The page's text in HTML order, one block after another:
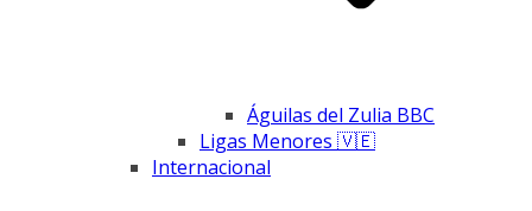
Águilas del Zulia BBC
Ligas Menores 🇻🇪
Internacional